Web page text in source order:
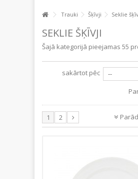
Trauki Šķīvji Seklie
SEKLIE ŠĶĪVJI
Šajā kategorijā pieejamas 55
sakārtot pēc
--
1 2